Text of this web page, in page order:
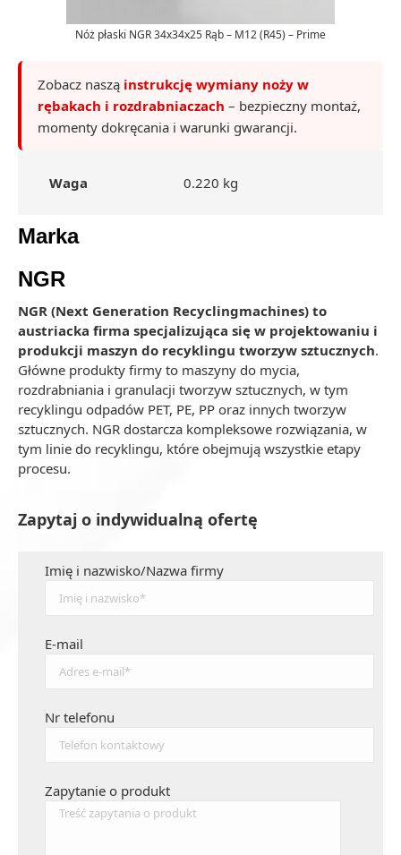
Nóż płaski NGR 34x34x25 Rąb – M12 (R45) – Prime
Zobacz naszą instrukcję wymiany noży w
rębakach i rozdrabniaczach – bezpieczny montaż,
momenty dokręcania i warunki gwarancji.
Waga 0.220 kg
Marka
NGR
NGR (Next Generation Recyclingmachines) to
austriacka firma specjalizująca się w projektowaniu i
produkcji maszyn do recyklingu tworzyw sztucznych.
Główne produkty firmy to maszyny do mycia,
rozdrabniania i granulacji tworzyw sztucznych, w tym
recyklingu odpadów PET, PE, PP oraz innych tworzyw
sztucznych. NGR dostarcza kompleksowe rozwiązania, w
tym linie do recyklingu, które obejmują wszystkie etapy
procesu.
Zapytaj o indywidualną ofertę
Imię i nazwisko/Nazwa firmy
E-mail
Nr telefonu
Zapytanie o produkt